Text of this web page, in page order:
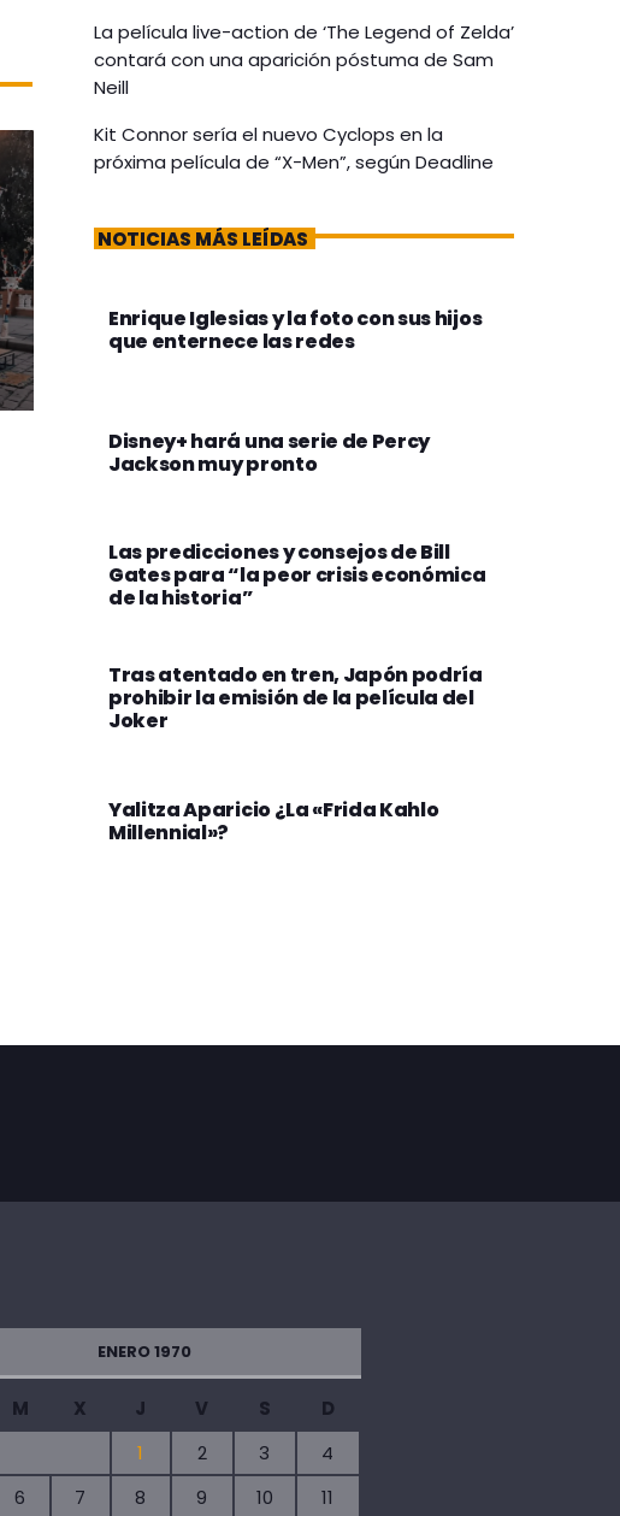
La película live-action de ‘The Legend of Zelda’
contará con una aparición póstuma de Sam
Neill
Kit Connor sería el nuevo Cyclops en la
próxima película de “X-Men”, según Deadline
NOTICIAS MÁS LEÍDAS
Enrique Iglesias y la foto con sus hijos
que enternece las redes
Disney+ hará una serie de Percy
Jackson muy pronto
Las predicciones y consejos de Bill
Gates para “la peor crisis económica
de la historia”
Tras atentado en tren, Japón podría
prohibir la emisión de la película del
Joker
Yalitza Aparicio ¿La «Frida Kahlo
Millennial»?
ENERO 1970
M X J V S
D
1
2 3
4
6 7 8 9 10 11